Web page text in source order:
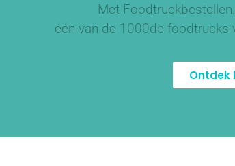
Met
één van de 1000de foodtrucks
Ontdek